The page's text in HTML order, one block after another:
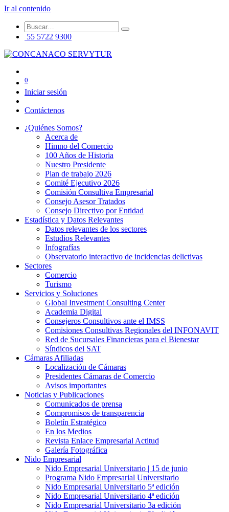
Ir al contenido
55 5722 9300
0
Iniciar sesión
Contáctenos
¿Quiénes Somos?
Acerca de
Himno del Comercio
100 Años de Historia
Nuestro Presidente
Plan de trabajo 2026
Comité Ejecutivo 2026
Comisión Consultiva Empresarial
Consejo Asesor Tratados
Consejo Directivo por Entidad
Estadística y Datos Relevantes
Datos relevantes de los sectores
Estudios Relevantes
Infografías
Observatorio interactivo de incidencias delictivas
Sectores
Comercio
Turismo
Servicios y Soluciones
Global Investment Consulting Center
Academia Digital
Consejeros Consultivos ante el IMSS
Comisiones Consultivas Regionales del INFONAVIT
Red de Sucursales Financieras para el Bienestar
Síndicos del SAT
Cámaras Afiliadas
Localización de Cámaras
Presidentes Cámaras de Comercio
Avisos importantes
Noticias y Publicaciones
Comunicados de prensa
Compromisos de transparencia
Boletín Estratégico
En los Medios
Revista Enlace Empresarial Actitud
Galería Fotográfica
Nido Empresarial
Nido Empresarial Universitario | 15 de junio
Programa Nido Empresarial Universitario
Nido Empresarial Universitario 5ª edición
Nido Empresarial Universitario 4ª edición
Nido Empresarial Universitario 3a edición